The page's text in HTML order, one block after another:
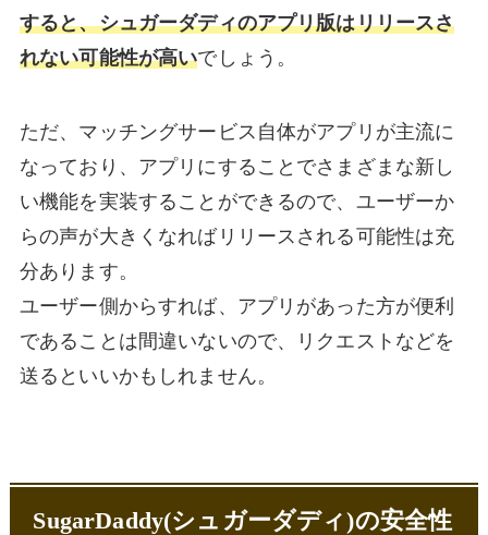
すると、シュガーダディのアプリ版はリリースさ
れない可能性が高いでしょう。
ただ、マッチングサービス自体がアプリが主流に
なっており、アプリにすることでさまざまな新し
い機能を実装することができるので、ユーザーか
らの声が大きくなればリリースされる可能性は充
分あります。
ユーザー側からすれば、アプリがあった方が便利
であることは間違いないので、リクエストなどを
送るといいかもしれません。
SugarDaddy(シュガーダディ)の安全性